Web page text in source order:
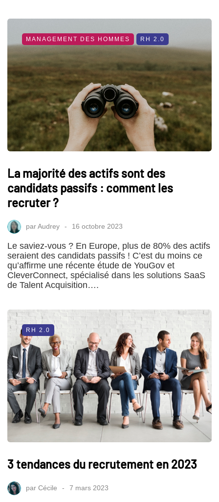
MANAGEMENT DES HOMMES RH 2.0
La majorité des actifs sont des
candidats passifs : comment les
recruter ?
parAudrey 16 octobre 2023
Le saviez-vous ? En Europe, plus de 80% des actifs
seraient des candidats passifs ! C’est du moins ce
qu’affirme une récente étude de YouGov et
CleverConnect, spécialisé dans les solutions SaaS
de Talent Acquisition….
RH 2.0
3 tendances du recrutement en 2023
par Cécile 7 mars 2023